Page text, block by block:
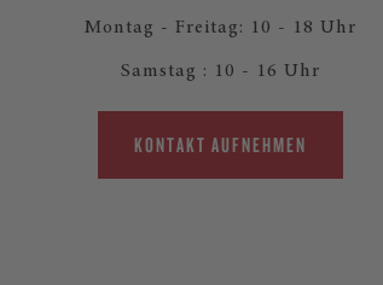
Montag - Freitag: 10 - 18 Uhr
Samstag : 10 - 16 Uhr
KONTAKT AUFNEHMEN